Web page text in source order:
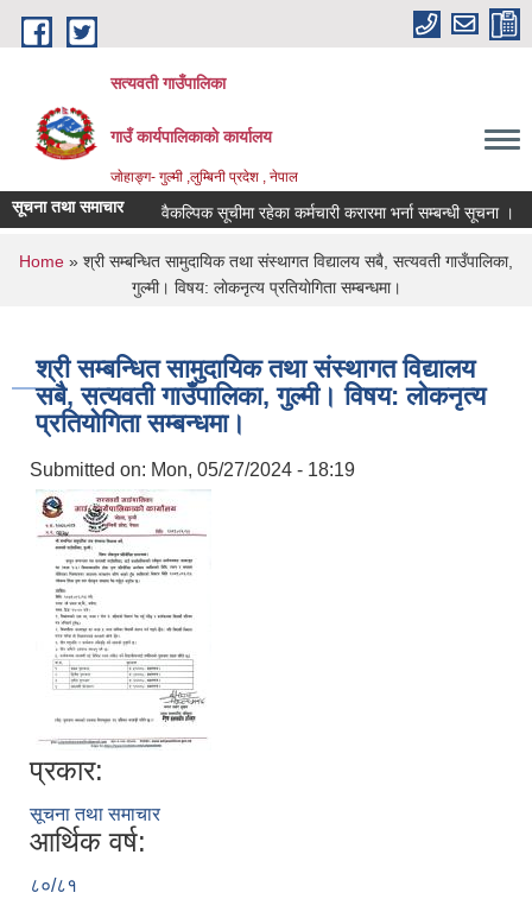
Skip to main content
सत्यवती गाउँपालिका
गाउँ कार्यपालिकाकाे कार्यालय
जाेहाङ्ग- गुल्मी ,लुम्बिनी प्रदेश , नेपाल
सूचना तथा समाचार वैकल्पिक सूचीमा रहेका कर्मचारी करारमा भर्ना सम्बन्धी सूचना ।
You are here
Home » श्री सम्बन्धित सामुदायिक तथा संस्थागत विद्यालय सबै, सत्यवती गाउँपालिका,
गुल्मी। विषय: लाेकनृत्य प्रतियाेगिता सम्बन्धमा।
श्री सम्बन्धित सामुदायिक तथा संस्थागत विद्यालय
सबै, सत्यवती गाउँपालिका, गुल्मी। विषय: लाेकनृत्य
प्रतियाेगिता सम्बन्धमा।
Submitted on: Mon, 05/27/2024 - 18:19
प्रकार:
सूचना तथा समाचार
आर्थिक वर्ष:
८०/८१